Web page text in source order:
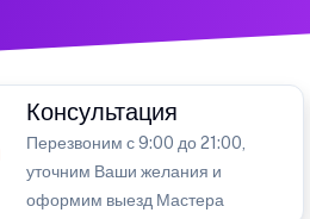
Консультация
Перезвоним с 9:00 до 21:00,
уточним Ваши желания и
оформим выезд Мастера